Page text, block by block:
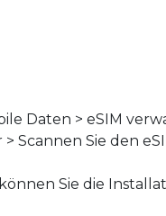
Daten > eSIM
Scannen Sie den
Sie die